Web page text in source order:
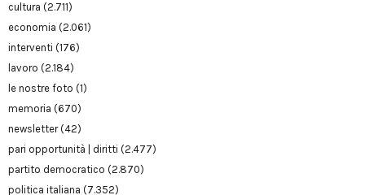
cultura (2.711)
economia (2.061)
interventi (176)
lavoro (2.184)
le nostre foto (1)
memoria (670)
newsletter(42)
pari opportunità | diritti (2.477)
partito democratico (2.870)
politica italiana (7.352)